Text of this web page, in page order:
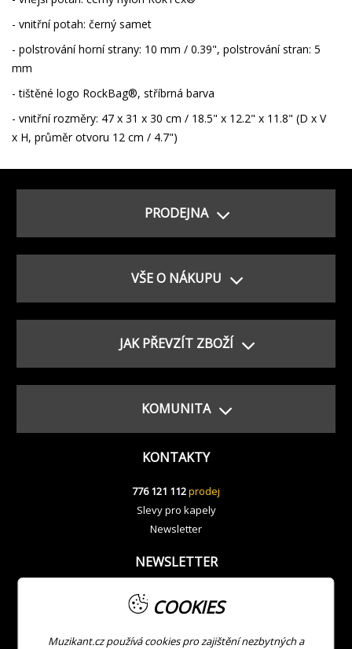
- vnitřní potah: černý samet
- polstrování horní strany: 10 mm / 0.39", polstrování stran: 5
mm
- tištěné logo RockBag®, stříbrná barva
- vnitřní rozměry: 47 x 31 x 30 cm / 18.5" x 12.2" x 11.8" (D x V
x H, průměr otvoru 12 cm / 4.7")
PRODEJNA
VŠE O NÁKUPU
JAK PŘEVZÍT ZBOŽÍ
KOMUNITA
KONTAKTY
776 121 112prodej
Slevy pro kapely
Newsletter
NEWSLETTER
COOKIES
Muzikant.cz používá cookies pro zajištění nezbytných a